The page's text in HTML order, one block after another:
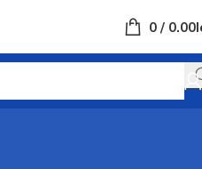
0 / 0.00